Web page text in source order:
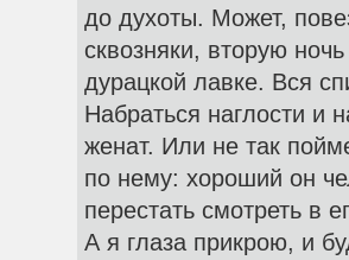
до духоты. Может,
сквозняки, вторую
дурацкой лавке. Вся
Набраться наглости и
женат. Или не так
по нему: хороший он
перестать смотреть в
А я глаза прикрою, и